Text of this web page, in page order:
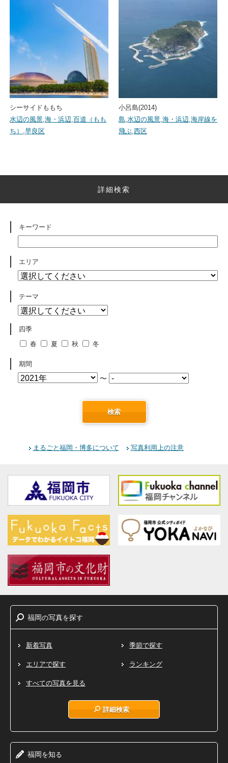
シーサイドももち
水辺の風景,海・浜辺,百道（もも
ち） ,早良区
小呂島(2014)
島,水辺の風景,海・浜辺,海岸線を
飛ぶ,西区
詳細検索
キーワード
エリア
テーマ
四季
春
夏 秋 冬
期間
〜
検索
まるごと福岡・博多について 写真利用上の注意
福岡の写真を探す
新着写真 季節で探す
エリアで探す ランキング
すべての写真を見る
詳細検索
福岡を知る